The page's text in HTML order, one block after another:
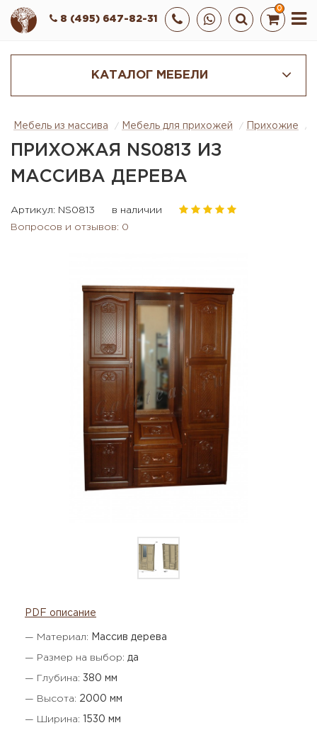
0
8 (495) 647-82-31
КАТАЛОГ МЕБЕЛИ
Мебель из массива Мебель для прихожей Прихожие
ПРИХОЖАЯ NS0813 ИЗ
МАССИВА ДЕРЕВА
Артикул: NS0813
в наличии
Вопросов и отзывов: 0
PDF описание
— Материал: Массив дерева
— Размер на выбор: да
— Глубина: 380 мм
— Высота: 2000 мм
— Ширина: 1530 мм